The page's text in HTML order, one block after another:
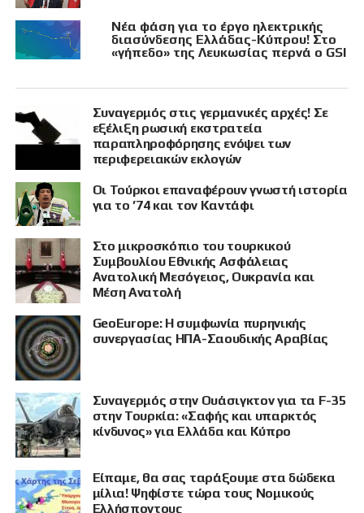
Νέα φάση για το έργο ηλεκτρικής
διασύνδεσης Ελλάδας-Κύπρου! Στο
«γήπεδο» της Λευκωσίας περνά ο GSI
Συναγερμός στις γερμανικές αρχές! Σε
εξέλιξη ρωσική εκστρατεία
παραπληροφόρησης ενόψει των
περιφερειακών εκλογών
Οι Τούρκοι επαναφέρουν γνωστή ιστορία
για το ’74 και τον Καντάφι
Στο μικροσκόπιο του τουρκικού
Συμβουλίου Εθνικής Ασφάλειας
Ανατολική Μεσόγειος, Ουκρανία και
Μέση Ανατολή
GeoEurope: Η συμφωνία πυρηνικής
συνεργασίας ΗΠΑ-Σαουδικής Αραβίας
Συναγερμός στην Ουάσιγκτον για τα F-35
στην Τουρκία: «Σαφής και υπαρκτός
κίνδυνος» για Ελλάδα και Κύπρο
Είπαμε, θα σας ταράξουμε στα δώδεκα
μίλια! Ψηφίστε τώρα τους Νομικούς
Ελλήσποντους